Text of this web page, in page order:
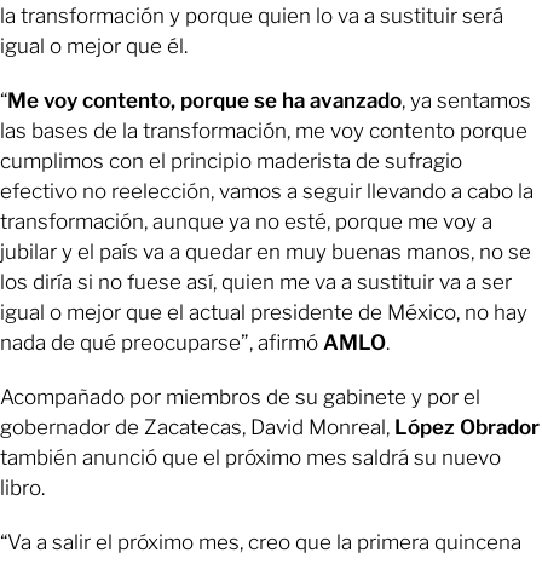
la transformación y porque quien lo va a sustituir será
igual o mejor que él.
“Me voy contento, porque se ha avanzado, ya sentamos
las bases de la transformación, me voy contento porque
cumplimos con el principio maderista de sufragio
efectivo no reelección, vamos a seguir llevando a cabo la
transformación, aunque ya no esté, porque me voy a
jubilar y el país va a quedar en muy buenas manos, no se
los diría si no fuese así, quien me va a sustituir va a ser
igual o mejor que el actual presidente de México, no hay
nada de qué preocuparse”, afirmó AMLO.
Acompañado por miembros de su gabinete y por el
gobernador de Zacatecas, David Monreal, López Obrador
también anunció que el próximo mes saldrá su nuevo
libro.
“Va a salir el próximo mes, creo que la primera quincena